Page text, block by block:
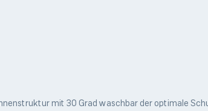
Windschott Taschen für die Aufbewahrung Ihres Windschotts aus strapazierfähigen schwarzen Gewebe weiche Innenstruktur mit 30 Grad waschbar der